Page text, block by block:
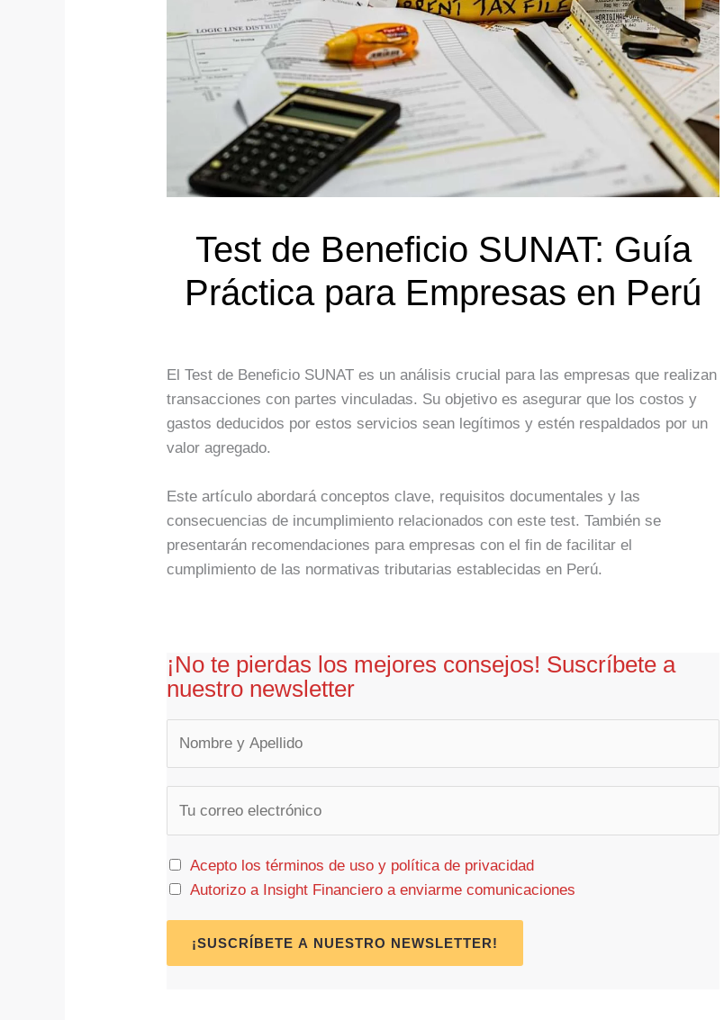
Test de Beneficio SUNAT: Guía
Práctica para Empresas en Perú
El Test de Beneficio SUNAT es un análisis crucial para las empresas que realizan
transacciones con partes vinculadas. Su objetivo es asegurar que los costos y
gastos deducidos por estos servicios sean legítimos y estén respaldados por un
valor agregado.
Este artículo abordará conceptos clave, requisitos documentales y las
consecuencias de incumplimiento relacionados con este test. También se
presentarán recomendaciones para empresas con el fin de facilitar el
cumplimiento de las normativas tributarias establecidas en Perú.
¡No te pierdas los mejores consejos! Suscríbete a
nuestro newsletter
i
l
*
Acepto los términos de uso y política de privacidad
Autorizo a Insight Financiero a enviarme comunicaciones
¡SUSCRÍBETE A NUESTRO NEWSLETTER!